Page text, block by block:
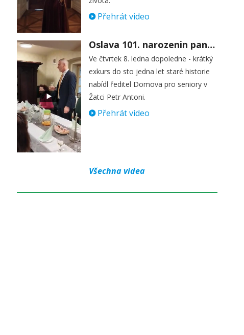
Přehrát video
Oslava 101. narozenin paní Věry Skořepové
Ve čtvrtek 8. ledna dopoledne - krátký
exkurs do sto jedna let staré historie
nabídl ředitel Domova pro seniory v
Žatci Petr Antoni.
Přehrát video
Všechna videa